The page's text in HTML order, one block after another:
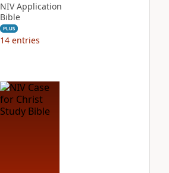
NIV Application
Bible
PLUS
14 entries